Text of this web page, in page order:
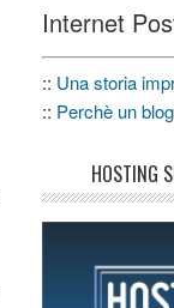
Internet
:: Una storia
:: Perchè un
HOSTING